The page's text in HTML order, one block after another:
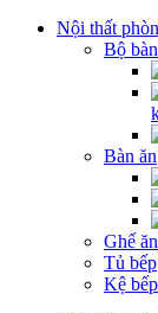
Nội thất
Bộ
Bàn ăn
Ghế ăn
Tủ bếp
Kệ bếp